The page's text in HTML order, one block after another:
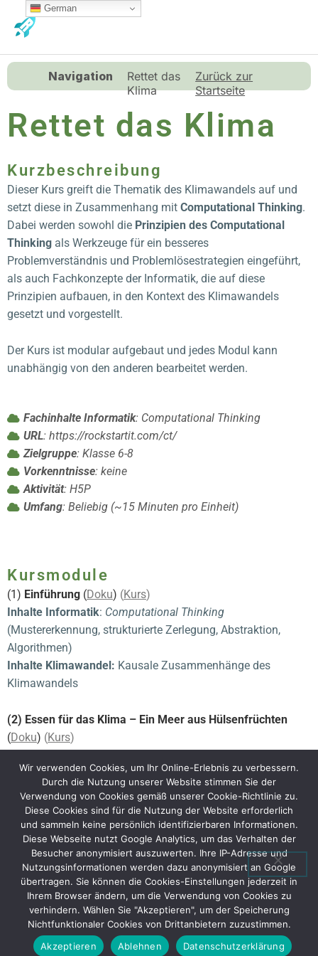
Inhalt
Navigation
Rettet das
Klima
Zurück zur
Startseite
Rettet das Klima
Kurzbeschreibung
Dieser Kurs greift die Thematik des Klimawandels auf und
setzt diese in Zusammenhang mit Computational Thinking.
Dabei werden sowohl die Prinzipien des Computational
Thinking als Werkzeuge für ein besseres
Problemverständnis und Problemlösestrategien eingeführt,
als auch Fachkonzepte der Informatik, die auf diese
Prinzipien aufbauen, in den Kontext des Klimawandels
gesetzt und vorgestellt.
Der Kurs ist modular aufgebaut und jedes Modul kann
unabhängig von den anderen bearbeitet werden.
Fachinhalte Informatik: Computational Thinking
URL: https://rockstartit.com/ct/
Zielgruppe: Klasse 6-8
Vorkenntnisse: keine
Aktivität: H5P
Umfang: Beliebig (~15 Minuten pro Einheit)
Kursmodule
(1) Einführung (Doku) (Kurs)
Inhalte Informatik: Computational Thinking
(Mustererkennung, strukturierte Zerlegung, Abstraktion,
Algorithmen)
Inhalte Klimawandel: Kausale Zusammenhänge des
Klimawandels
(2) Essen für das Klima – Ein Meer aus Hülsenfrüchten
(Doku) (Kurs)
Baumstrukturen
Inhalte Klimawandel: Hülsenfrüchte als klimafreundliches
Lebensmittel
(3) Essen für das Klima – Eine Frage der Saison (Doku)
(Kurs)
Inhalte Informatik:Codierung(Binärcodierung,
Lauflängencodierung, Alltagscodierung)
Inhalte Klimawandel: Saisonkalender für eine
klimafreundliche Ernährung
German
Wir verwenden Cookies, um Ihr Online-Erlebnis zu verbessern.
Durch die Nutzung unserer Website stimmen Sie der
Verwendung von Cookies gemäß unserer Cookie-Richtlinie zu.
Diese Cookies sind für die Nutzung der Website erforderlich
und sammeln keine persönlich identifizierbaren Informationen.
Diese Webseite nutzt Google Analytics, um das Verhalten der
Besucher anonymisiert auszuwerten. Ihre IP-Adresse und
Nutzungsinformationen werden dazu anonymisiert an Google
übertragen. Sie können die Cookies-Einstellungen jederzeit in
Ihrem Browser ändern, um die Verwendung von Cookies zu
verhindern. Wählen Sie "Akzeptieren", um der Speicherung
Nichtfunktionaler Cookies von Drittanbietern zuzustimmen.
Akzeptieren
Ablehnen Datenschutzerklärung